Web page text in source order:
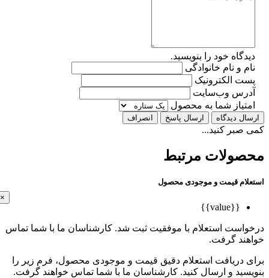
خود را بنویسید.
و نام خانوادگی
الکترونیک
وب‌سایت
شما به محصول
دیدگاه ارسال پاسخ انصراف
کنید...
مرتبط
قیمت و موجودی محصول
استعلام با موفقیت ثبت شد. کارشناسان ما با شما تماس
گرفت.
دریافت استعلام دقیق قیمت و موجودی محصول، فرم زیر را
و ارسال کنید. کارشناسان ما با شما تماس خواهند گرفت.